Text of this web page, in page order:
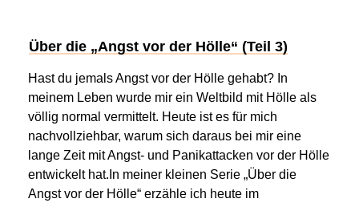
Über die „Angst vor der Hölle“ (Teil 3)
Hast du jemals Angst vor der Hölle gehabt? In
meinem Leben wurde mir ein Weltbild mit Hölle als
völlig normal vermittelt. Heute ist es für mich
nachvollziehbar, warum sich daraus bei mir eine
lange Zeit mit Angst- und Panikattacken vor der Hölle
entwickelt hat.In meiner kleinen Serie „Über die
Angst vor der Hölle“ erzähle ich heute im